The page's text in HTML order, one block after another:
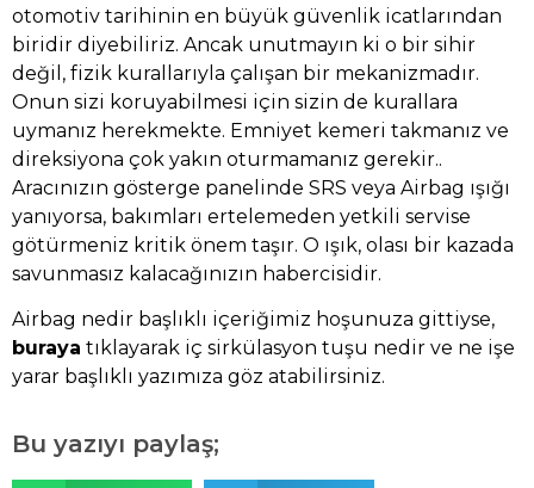
otomotiv tarihinin en büyük güvenlik icatlarından
biridir diyebiliriz. Ancak unutmayın ki o bir sihir
değil, fizik kurallarıyla çalışan bir mekanizmadır.
Onun sizi koruyabilmesi için sizin de kurallara
uymanız herekmekte. Emniyet kemeri takmanız ve
direksiyona çok yakın oturmamanız gerekir..
Aracınızın gösterge panelinde SRS veya Airbag ışığı
yanıyorsa, bakımları ertelemeden yetkili servise
götürmeniz kritik önem taşır. O ışık, olası bir kazada
savunmasız kalacağınızın habercisidir.
Airbag nedir başlıklı içeriğimiz hoşunuza gittiyse,
buraya tıklayarak iç sirkülasyon tuşu nedir ve ne işe
yarar başlıklı yazımıza göz atabilirsiniz.
Bu yazıyı paylaş;